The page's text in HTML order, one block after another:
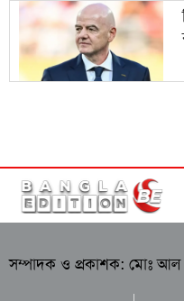
সম্পাদক ও প্রকাশক: মোঃ